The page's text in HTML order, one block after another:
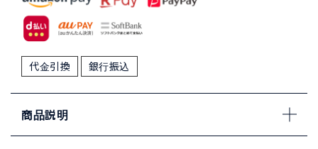
代金引換 銀行振込
商品説明